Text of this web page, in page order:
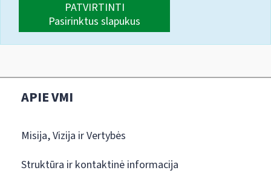
PATVIRTINTI
Pasirinktus slapukus
APIE VMI
Misija, Vizija ir Vertybės
Struktūra ir kontaktinė informacija